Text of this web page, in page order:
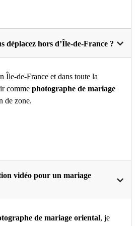
déplacez hors d’Île-de-France ?
Île-de-France et dans toute la
comme photographe de mariage
de zone.
vidéo pour un mariage
de mariage oriental, je